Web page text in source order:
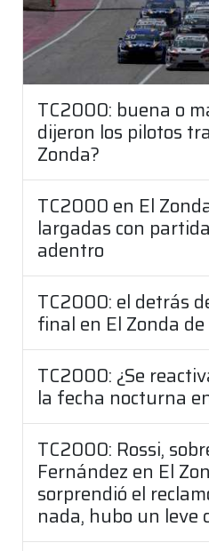
TC2000: buena o
dijeron los pilotos
Zonda?
TC2000 en El
largadas con
adentro
TC2000: el detrás
final en El Zonda
TC2000: ¿Se
la fecha nocturna
TC2000: Rossi,
Fernández en El
sorprendió el
nada, hubo un leve